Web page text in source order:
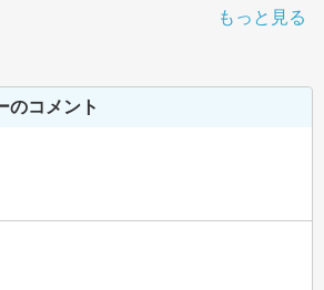
もっと見る
のコメント